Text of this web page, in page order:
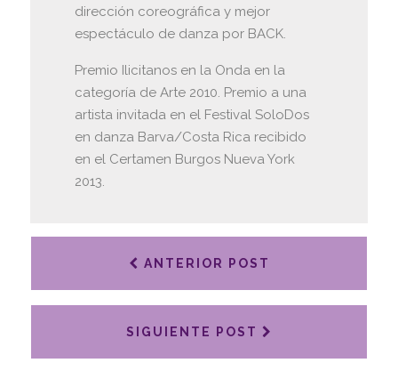
dirección coreográfica y mejor
espectáculo de danza por BACK.
Premio Ilicitanos en la Onda en la
categoría de Arte 2010. Premio a una
artista invitada en el Festival SoloDos
en danza Barva/Costa Rica recibido
en el Certamen Burgos Nueva York
2013.
ANTERIOR POST
SIGUIENTE POST